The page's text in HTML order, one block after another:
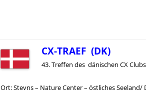
CX-TRAEF (DK)
43. Treffen des dänischen CX Clubs
Ort: Stevns – Nature Center – östliches Seeland/